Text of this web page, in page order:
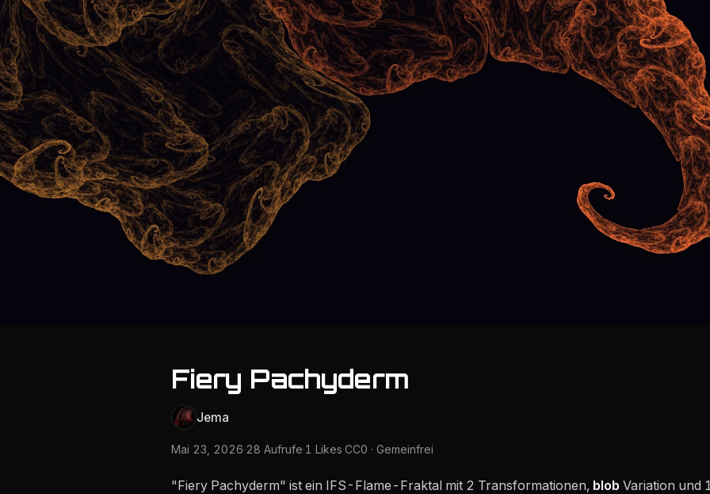
Fiery Pachyderm
Jema
Mai 23, 2026·28 Aufrufe·1 Likes·CC0 · Gemeinfrei
"Fiery Pachyderm" ist ein IFS-Flame-Fraktal mit 2 Transformationen, blob Variation und